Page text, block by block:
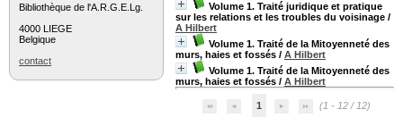
Volume 1. Traité juridique et pratique
sur les relations et les troubles du voisinage /
A Hilbert
Volume 1. Traité de la Mitoyenneté des
murs, haies et fossés / A Hilbert
Volume 1. Traité de la Mitoyenneté des
murs, haies et fossés / A Hilbert
1 (1 - 12 / 12)
Bibliothèque de l'A.R.G.E.Lg.
4000 LIEGE
Belgique
contact